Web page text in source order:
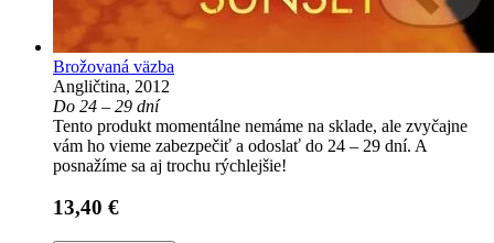
Brožovaná väzba
Angličtina, 2012
Do 24 – 29 dní
Tento produkt momentálne nemáme na sklade, ale zvyčajne
vám ho vieme zabezpečiť a odoslať do 24 – 29 dní. A
posnažíme sa aj trochu rýchlejšie!
13,40 €